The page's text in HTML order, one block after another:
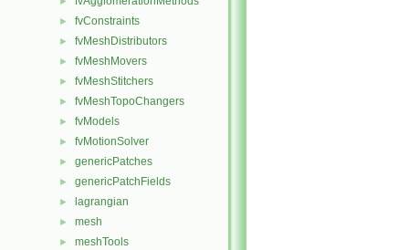
► fvConstraints
► fvMeshDistributors
► fvMeshMovers
► fvMeshStitchers
► fvMeshTopoChangers
► fvModels
► fvMotionSolver
► genericPatches
► genericPatchFields
► lagrangian
► mesh
► meshTools